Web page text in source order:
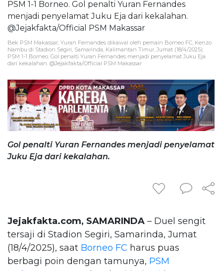
Bek PSM Makassar, Yuran Fernandes dikawal oleh pemain Borneo FC, Kenzo
Nambu di Stadion Segiri, Samarinda, Kalimantan Timur, Jumat (18/4/2025).
PSM 1-1 Borneo. Gol penalti Yuran Fernandes menjadi penyelamat Juku Eja
dari kekalahan. @Jejakfakta/Official PSM Makassar
Gol penalti Yuran Fernandes menjadi penyelamat
Juku Eja dari kekalahan.
Jejakfakta.com, SAMARINDA – Duel sengit
tersaji di Stadion Segiri, Samarinda, Jumat
(18/4/2025), saat Borneo FC harus puas
berbagi poin dengan tamunya, PSM